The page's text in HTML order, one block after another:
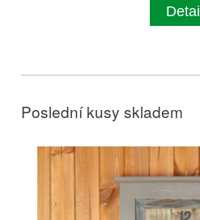
Detail
Poslední kusy skladem